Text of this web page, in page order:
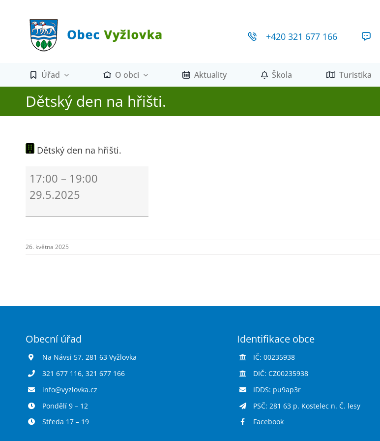
+420 321 677 166
Úřad O obci Aktuality Škola Turistika
Dětský den na hřišti.
Dětský den na hřišti.
den
na
17:00 – 19:00
29.5.2025
26. května 2025
Obecní úřad
Na Návsi 57, 281 63 Vyžlovka
321 677 116, 321 677 166
info@vyzlovka.cz
Pondělí 9 – 12
Středa 17 – 19
Identifikace obce
IČ: 00235938
DIČ: CZ00235938
IDDS: pu9ap3r
PSČ: 281 63 p. Kostelec n. Č. lesy
Facebook